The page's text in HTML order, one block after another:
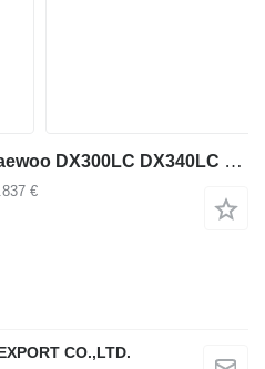
Doosan DL08 motor za Daewoo DX300LC DX340LC bagera
€
CO.,LTD.